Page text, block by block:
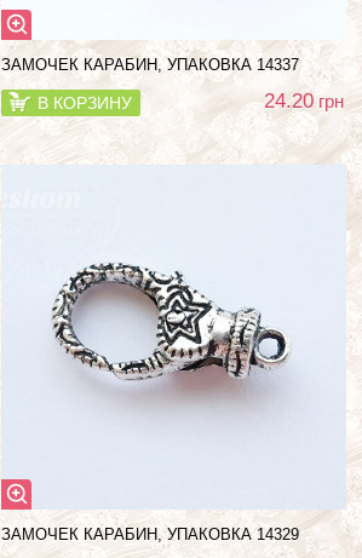
ЗАМОЧЕК КАРАБИН, УПАКОВКА 14337
В КОРЗИНУ 24.20 грн
ЗАМОЧЕК КАРАБИН, УПАКОВКА 14329